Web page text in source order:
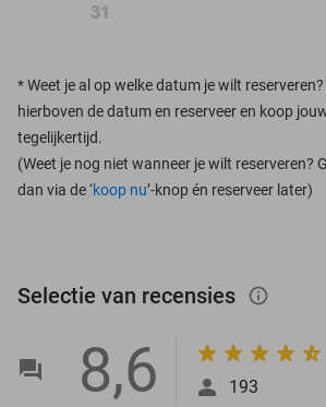
31
*Weet je al op welke datum je wilt
hierboven de datum en reserveer en koop
tegelijkertijd.
(Weet je nog niet wanneer je wilt reserveren?
dan via de ‘koop nu’-knop én reserveer later)
Selectie van recensies info_outlined
8,6 193